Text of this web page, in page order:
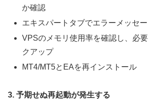
か確認
エキスパートタブでエラーメッセ
VPSのメモリ使用率を確認し、必
クアップ
MT4/MT5とEAを再インストール
3. 予期せぬ再起動が発生する